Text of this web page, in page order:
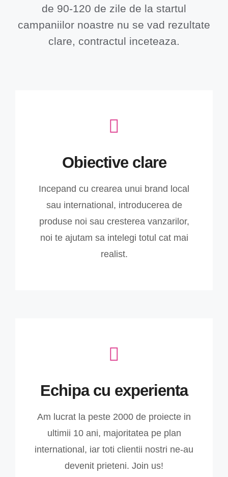
de 90-120 de zile de la startul
campaniilor noastre nu se vad rezultate
clare, contractul inceteaza.
Obiective clare
Incepand cu crearea unui brand local
sau international, introducerea de
produse noi sau cresterea vanzarilor,
noi te ajutam sa intelegi totul cat mai
realist.
Echipa cu experienta
Am lucrat la peste 2000 de proiecte in
ultimii 10 ani, majoritatea pe plan
international, iar toti clientii nostri ne-au
devenit prieteni. Join us!